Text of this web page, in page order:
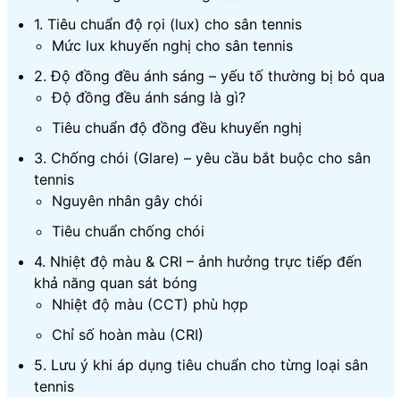
1. Tiêu chuẩn độ rọi (lux) cho sân tennis
Mức lux khuyến nghị cho sân tennis
2. Độ đồng đều ánh sáng – yếu tố thường bị bỏ qua
Độ đồng đều ánh sáng là gì?
Tiêu chuẩn độ đồng đều khuyến nghị
3. Chống chói (Glare) – yêu cầu bắt buộc cho sân
tennis
Nguyên nhân gây chói
Tiêu chuẩn chống chói
4. Nhiệt độ màu & CRI – ảnh hưởng trực tiếp đến
khả năng quan sát bóng
Nhiệt độ màu (CCT) phù hợp
Chỉ số hoàn màu (CRI)
5. Lưu ý khi áp dụng tiêu chuẩn cho từng loại sân
tennis